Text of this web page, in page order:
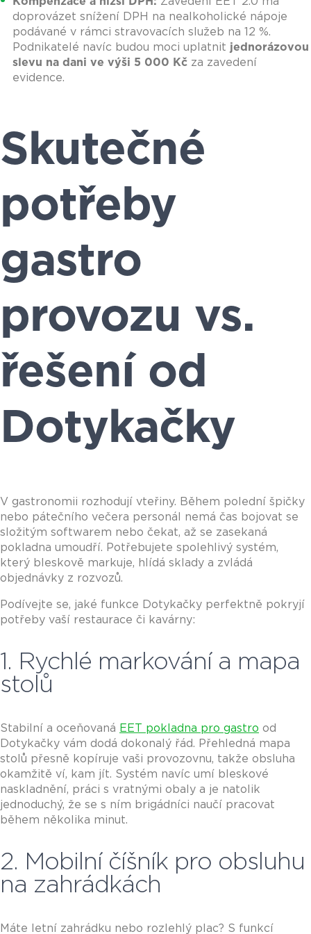
doprovázet snížení DPH na nealkoholické nápoje
podávané v rámci stravovacích služeb na 12 %.
Podnikatelé navíc budou moci uplatnit jednorázovou
slevu na dani ve výši 5 000 Kč za zavedení
evidence.
Skutečné
potřeby
gastro
provozu vs.
řešení od
Dotykačky
V gastronomii rozhodují vteřiny. Během polední špičky
nebo pátečního večera personál nemá čas bojovat se
složitým softwarem nebo čekat, až se zasekaná
pokladna umoudří. Potřebujete spolehlivý systém,
který bleskově markuje, hlídá sklady a zvládá
objednávky z rozvozů.
Podívejte se, jaké funkce Dotykačky perfektně pokryjí
potřeby vaší restaurace či kavárny:
1. Rychlé markování a mapa
stolů
Stabilní a oceňovaná EET pokladna pro gastro od
Dotykačky vám dodá dokonalý řád. Přehledná mapa
stolů přesně kopíruje vaši provozovnu, takže obsluha
okamžitě ví, kam jít. Systém navíc umí bleskové
naskladnění, práci s vratnými obaly a je natolik
jednoduchý, že se s ním brigádníci naučí pracovat
během několika minut.
2. Mobilní číšník pro obsluhu
na zahrádkách
Máte letní zahrádku nebo rozlehlý plac? S funkcí